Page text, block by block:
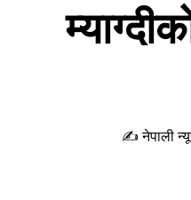
✍ नेपाली